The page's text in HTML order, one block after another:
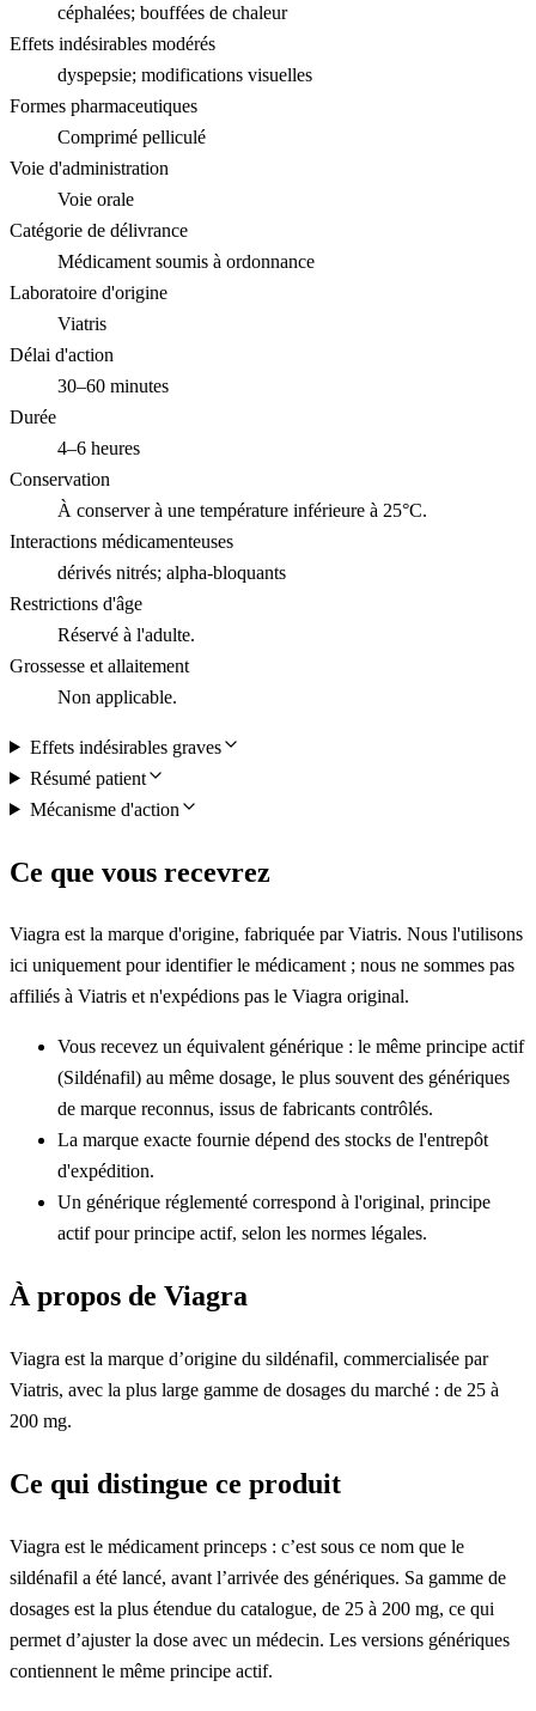
céphalées; bouffées de chaleur
Effets indésirables modérés
dyspepsie; modifications visuelles
Formes pharmaceutiques
Comprimé pelliculé
Voie d'administration
Voie orale
Catégorie de délivrance
Médicament soumis à ordonnance
Laboratoire d'origine
Viatris
Délai d'action
30–60 minutes
Durée
4–6 heures
Conservation
À conserver à une température inférieure à 25°C.
Interactions médicamenteuses
dérivés nitrés; alpha-bloquants
Restrictions d'âge
Réservé à l'adulte.
Grossesse et allaitement
Non applicable.
Effets indésirables graves
Résumé patient
Mécanisme d'action
Ce que vous recevrez
Viagra est la marque d'origine, fabriquée par Viatris. Nous l'utilisons
ici uniquement pour identifier le médicament ; nous ne sommes pas
affiliés à Viatris et n'expédions pas le Viagra original.
Vous recevez un équivalent générique : le même principe actif
(Sildénafil) au même dosage, le plus souvent des génériques
de marque reconnus, issus de fabricants contrôlés.
La marque exacte fournie dépend des stocks de l'entrepôt
d'expédition.
Un générique réglementé correspond à l'original, principe
actif pour principe actif, selon les normes légales.
À propos de Viagra
Viagra est la marque d’origine du sildénafil, commercialisée par
Viatris, avec la plus large gamme de dosages du marché : de 25 à
200 mg.
Ce qui distingue ce produit
Viagra est le médicament princeps : c’est sous ce nom que le
sildénafil a été lancé, avant l’arrivée des génériques. Sa gamme de
dosages est la plus étendue du catalogue, de 25 à 200 mg, ce qui
permet d’ajuster la dose avec un médecin. Les versions génériques
contiennent le même principe actif.